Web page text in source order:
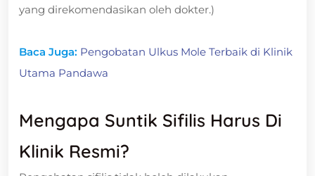
yang direkomendasikan oleh dokter.)
Baca Juga: Pengobatan Ulkus Mole Terbaik di Klinik
Utama Pandawa
Mengapa Suntik Sifilis Harus Di
Klinik Resmi?